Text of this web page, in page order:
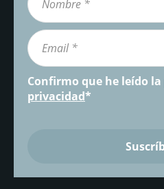
Confirmo que he leído la
privacidad*